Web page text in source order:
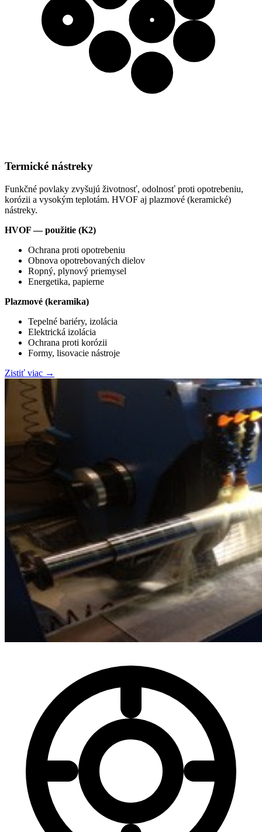
Termické nástreky
Funkčné povlaky zvyšujú životnosť, odolnosť proti opotrebeniu,
korózii a vysokým teplotám. HVOF aj plazmové (keramické)
nástreky.
HVOF — použitie (K2)
Ochrana proti opotrebeniu
Obnova opotrebovaných dielov
Ropný, plynový priemysel
Energetika, papierne
Plazmové (keramika)
Tepelné bariéry, izolácia
Elektrická izolácia
Ochrana proti korózii
Formy, lisovacie nástroje
Zistiť viac →